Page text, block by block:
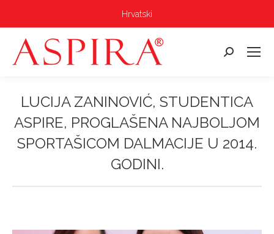
Hrvatski
Pretraga:
LUCIJA ZANINOVIĆ, STUDENTICA
ASPIRE, PROGLAŠENA NAJBOLJOM
SPORTAŠICOM DALMACIJE U 2014.
GODINI.